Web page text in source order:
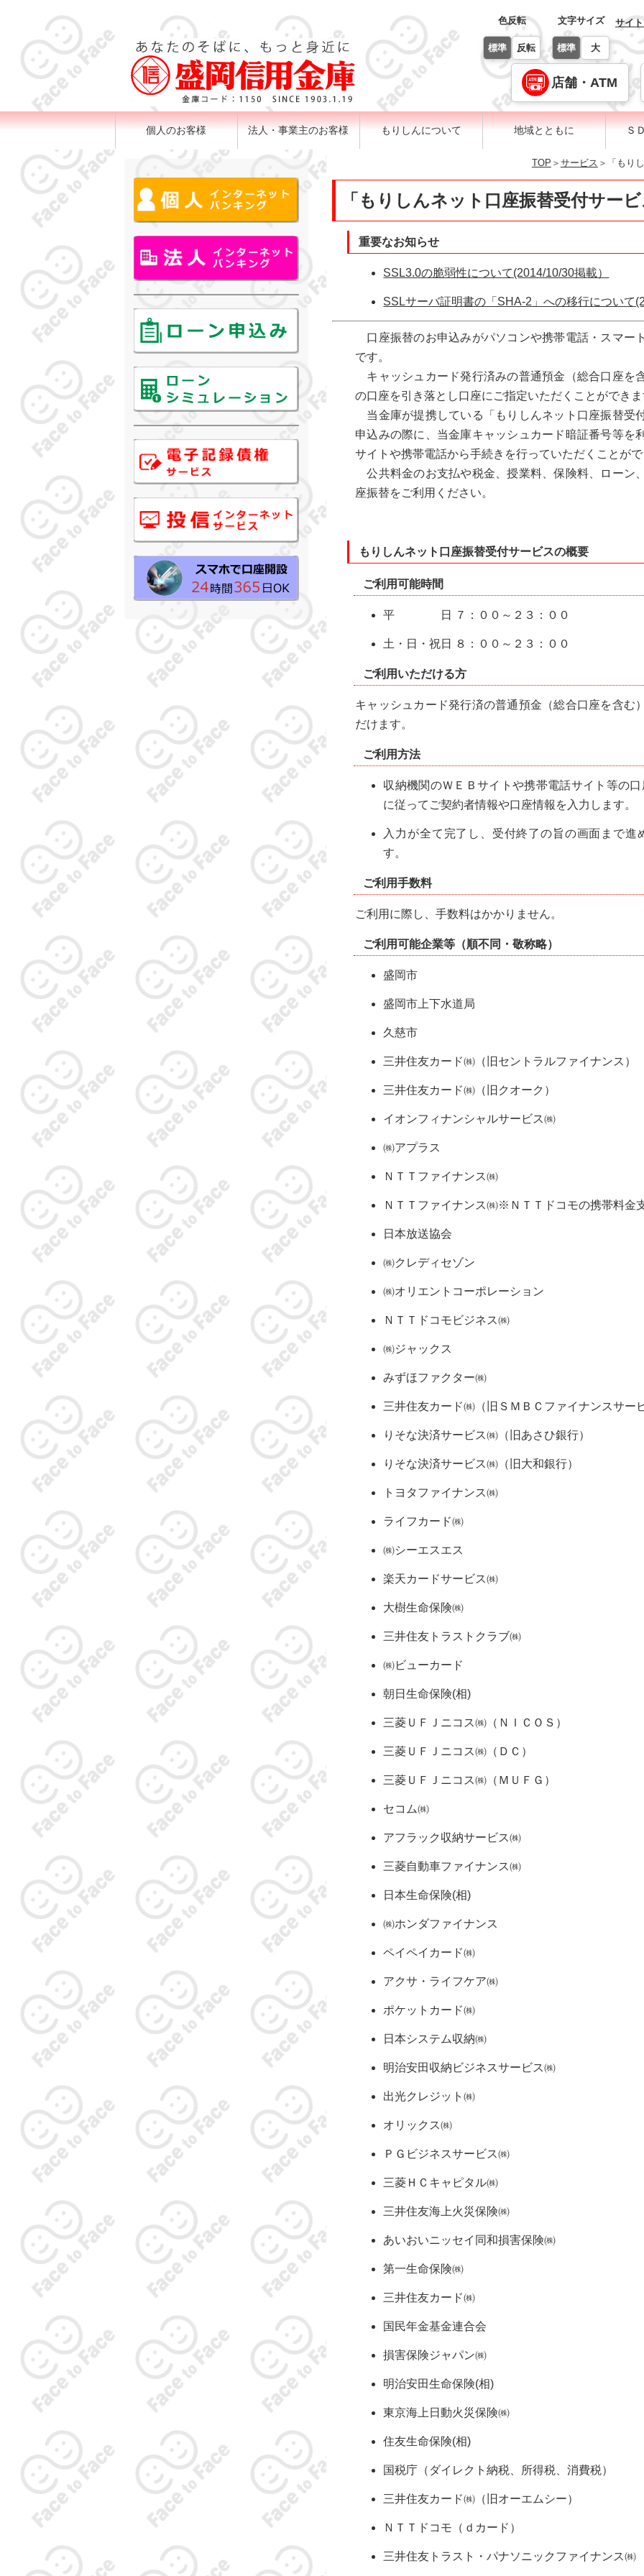
サイ
文字サイズ
標準 大
色反転
標準 反転
店舗・ATM
個人のお客様 法人・事業主のお客様
インターネットバンキング
サービス
もりしんについて 地域とともに Ｓ
TOP ＞ サービス ＞「もり
「もりしんネット口座振替受付サー
重要なお知らせ
SSL3.0の脆弱性について(2014/10/30掲載）
SSLサーバ証明書の「SHA-2」への移行について
口座振替のお申込みがパソコンや携帯電話・スマー
です。
キャッシュカード発行済みの普通預金（総合口座を
の口座を引き落とし口座にご指定いただくことができ
当金庫が提携している「もりしんネット口座振替受
申込みの際に、当金庫キャッシュカード暗証番号等を
サイトや携帯電話から手続きを行っていただくことが
公共料金のお支払や税金、授業料、保険料、ローン
座振替をご利用ください。
もりしんネット口座振替受付サービスの概要
ご利用可能時間
平 日 ７：００～２３：００
土・日・祝日 ８：００～２３：００
ご利用いただける方
キャッシュカード発行済の普通預金（総合口座を含む
だけます。
ご利用方法
収納機関のＷＥＢサイトや携帯電話サイト等の
に従ってご契約者情報や口座情報を入力します。
入力が全て完了し、受付終了の旨の画面まで進
す。
ご利用手数料
ご利用に際し、手数料はかかりません。
ご利用可能企業等（順不同・敬称略）
盛岡市
盛岡市上下水道局
久慈市
三井住友カード㈱（旧セントラルファイナンス）
三井住友カード㈱（旧クオーク）
イオンフィナンシャルサービス㈱
㈱アプラス
ＮＴＴファイナンス㈱
ＮＴＴファイナンス㈱※ＮＴＴドコモの携帯料金
日本放送協会
㈱クレディセゾン
㈱オリエントコーポレーション
ＮＴＴドコモビジネス㈱
㈱ジャックス
みずほファクター㈱
三井住友カード㈱（旧ＳＭＢＣファイナンスサー
りそな決済サービス㈱（旧あさひ銀行）
りそな決済サービス㈱（旧大和銀行）
トヨタファイナンス㈱
ライフカード㈱
㈱シーエスエス
楽天カードサービス㈱
大樹生命保険㈱
三井住友トラストクラブ㈱
㈱ビューカード
朝日生命保険(相)
三菱ＵＦＪニコス㈱（ＮＩＣＯＳ）
三菱ＵＦＪニコス㈱（ＤＣ）
三菱ＵＦＪニコス㈱（ＭＵＦＧ）
セコム㈱
アフラック収納サービス㈱
三菱自動車ファイナンス㈱
日本生命保険(相)
㈱ホンダファイナンス
ペイペイカード㈱
アクサ・ライフケア㈱
ポケットカード㈱
日本システム収納㈱
明治安田収納ビジネスサービス㈱
出光クレジット㈱
オリックス㈱
ＰＧビジネスサービス㈱
三菱ＨＣキャピタル㈱
三井住友海上火災保険㈱
あいおいニッセイ同和損害保険㈱
第一生命保険㈱
三井住友カード㈱
国民年金基金連合会
損害保険ジャパン㈱
明治安田生命保険(相)
東京海上日動火災保険㈱
住友生命保険(相)
国税庁（ダイレクト納税、所得税、消費税）
三井住友カード㈱（旧オーエムシー）
ＮＴＴドコモ（ｄカード）
三井住友トラスト・パナソニックファイナンス㈱